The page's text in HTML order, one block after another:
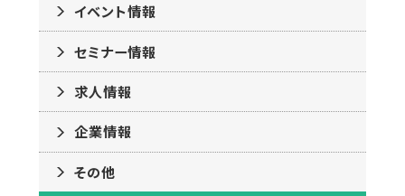
イベント情報
セミナー情報
求人情報
企業情報
その他